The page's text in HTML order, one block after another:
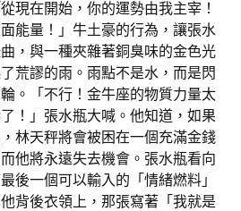
現在開始，你的運勢由我主宰！
能量！」牛土豪的行為，讓張水
，與一種夾雜著銅臭味的金色光
荒謬的雨。雨點不是水，而是閃
。「不行！金牛座的物質力量太
！」張水瓶大喊。他知道，如果
林天秤將會被困在一個充滿金錢
他將永遠失去機會。張水瓶看向
後一個可以輸入的「情緒燃料」
背後衣領上，那張寫著「我就是